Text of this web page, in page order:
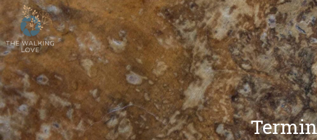
TERMINI CONDIZIONI